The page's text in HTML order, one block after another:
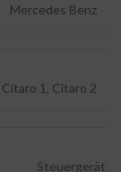
Mercedes Benz
Citaro 1, Citaro 2
Steuergerät